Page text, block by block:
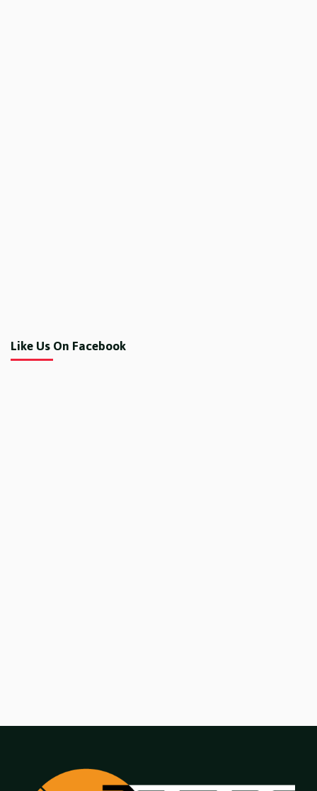
Like Us On Facebook